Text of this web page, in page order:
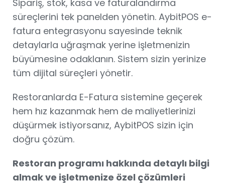
Sipariş, stok, kasa ve faturalandırma
süreçlerini tek panelden yönetin. AybitPOS e-
fatura entegrasyonu sayesinde teknik
detaylarla uğraşmak yerine işletmenizin
büyümesine odaklanın. Sistem sizin yerinize
tüm dijital süreçleri yönetir.
Restoranlarda E-Fatura sistemine geçerek
hem hız kazanmak hem de maliyetlerinizi
düşürmek istiyorsanız, AybitPOS sizin için
doğru çözüm.
Restoran programı hakkında detaylı bilgi
almak ve işletmenize özel çözümleri